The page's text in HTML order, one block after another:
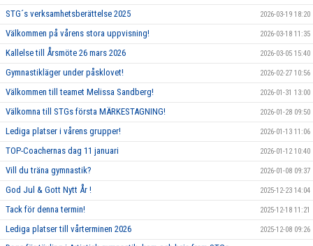
STG´s verksamhetsberättelse 2025 2026-03-19 18:20
Välkommen på vårens stora uppvisning! 2026-03-18 11:35
Kallelse till Årsmöte 26 mars 2026 2026-03-05 15:40
Gymnastikläger under påsklovet! 2026-02-27 10:56
Välkommen till teamet Melissa Sandberg! 2026-01-31 13:00
Välkomna till STGs första MÄRKESTAGNING! 2026-01-28 09:50
Lediga platser i vårens grupper! 2026-01-13 11:06
TOP-Coachernas dag 11 januari 2026-01-12 10:40
Vill du träna gymnastik? 2026-01-08 09:37
God Jul & Gott Nytt År ! 2025-12-23 14:04
Tack för denna termin! 2025-12-18 11:21
Lediga platser till vårterminen 2026 2025-12-08 09:26